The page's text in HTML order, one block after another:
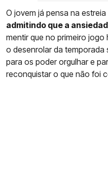
O jovem já pensa na
admitindo que a
mentir que no primeiro
o desenrolar da temporada
para os poder orgulhar e
reconquistar o que não foi